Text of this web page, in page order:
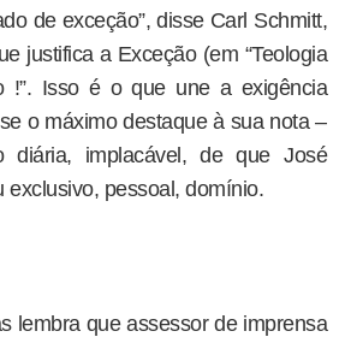
de exceção”, disse Carl Schmitt,
justifica a Exceção (em “Teologia
!”. Isso é o que une a exigência
o máximo destaque à sua nota –
diária, implacável, de que José
exclusivo, pessoal, domínio.
lembra que assessor de imprensa